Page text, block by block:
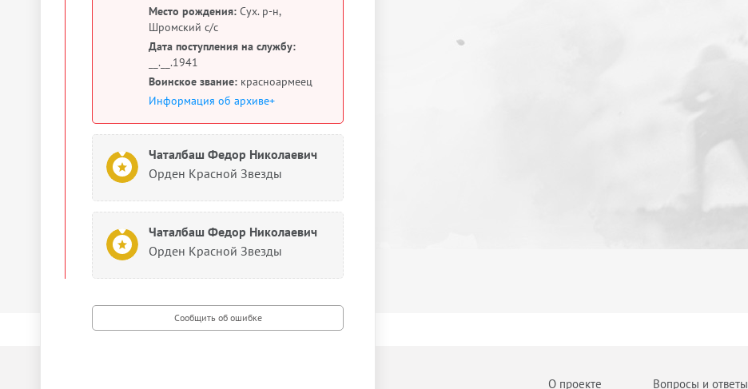
Место рождения: Сух. р-н,
Шромский с/с
Дата поступления на службу:
__.__.1941
Воинское звание: красноармеец
Информация об архиве+
Чаталбаш Федор Николаевич
Орден Красной Звезды
Чаталбаш Федор Николаевич
Орден Красной Звезды
О проекте Вопросы и ответы